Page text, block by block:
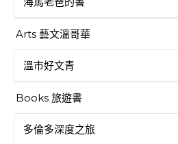
Arts 藝文溫哥華
溫市好文青
Books 旅遊書
多倫多深度之旅